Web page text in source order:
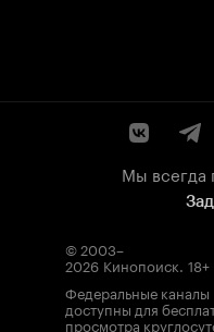
Мы всегда
© 2003–
2026 Кинопоиск. 18+
Федеральные каналы
доступны для
просмотра